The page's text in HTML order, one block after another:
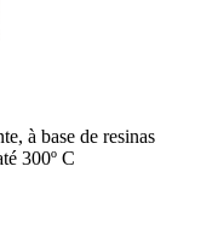
à base de resinas
300º C